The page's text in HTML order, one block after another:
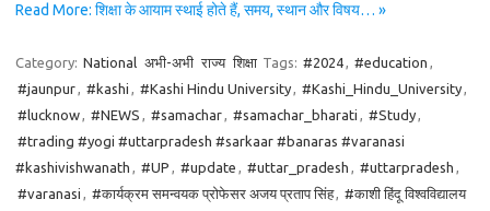
Read More: शिक्षा के आयाम स्थाई होते हैं, समय, स्थान और विषय… »
Category: National अभी-अभी राज्य शिक्षा Tags: #2024, #education ,
#jaunpur, #kashi , #Kashi Hindu University, #Kashi_Hindu_University,
#lucknow, #NEWS , #samachar, #samachar_bharati , #Study,
#trading #yogi #uttarpradesh #sarkaar #banaras #varanasi
#kashivishwanath , #UP , #update , #uttar_pradesh , #uttarpradesh ,
#varanasi , #कार्यक्रम समन्वयक प्रोफेसर अजय प्रताप सिंह, #काशी हिंदू विश्वविद्यालय